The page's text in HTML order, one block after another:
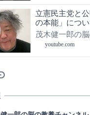
立憲民主党と
の本能」につ
茂木健一郎の
youtube.com